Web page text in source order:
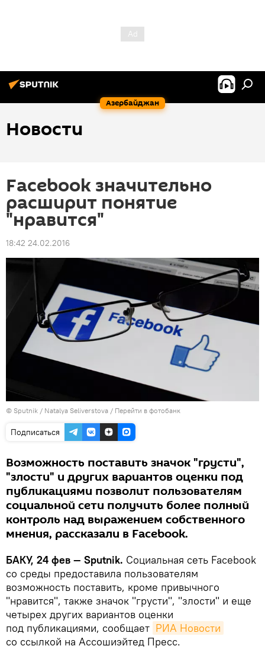
Азербайджан
Новости
Facebook значительно
расширит понятие
"нравится"
18:42 24.02.2016
© Sputnik / Natalya Seliverstova / Перейти в фотобанк
Подписаться
Возможность поставить значок "грусти",
"злости" и других вариантов оценки под
публикациями позволит пользователям
социальной сети получить более полный
контроль над выражением собственного
мнения, рассказали в Facebook.
БАКУ, 24 фев — Sputnik. Социальная сеть Facebook
со среды предоставила пользователям
возможность поставить, кроме привычного
"нравится", также значок "грусти", "злости" и еще
четырех других вариантов оценки
под публикациями, сообщает РИА Новости
со ссылкой на Ассошиэйтед Пресс.